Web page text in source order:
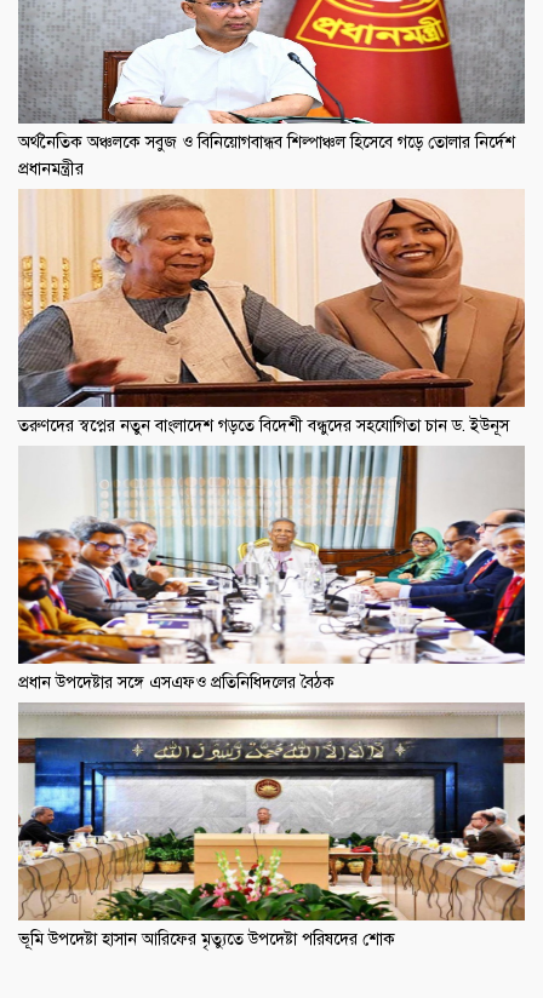
অর্থনৈতিক অঞ্চলকে সবুজ ও বিনিয়োগবান্ধব শিল্পাঞ্চল হিসেবে গড়ে তোলার নির্দেশ
প্রধানমন্ত্রীর
তরুণদের স্বপ্নের নতুন বাংলাদেশ গড়তে বিদেশী বন্ধুদের সহযোগিতা চান ড. ইউনূস
প্রধান উপদেষ্টার সঙ্গে এসএফও প্রতিনিধিদলের বৈঠক
ভূমি উপদেষ্টা হাসান আরিফের মৃত্যুতে উপদেষ্টা পরিষদের শোক